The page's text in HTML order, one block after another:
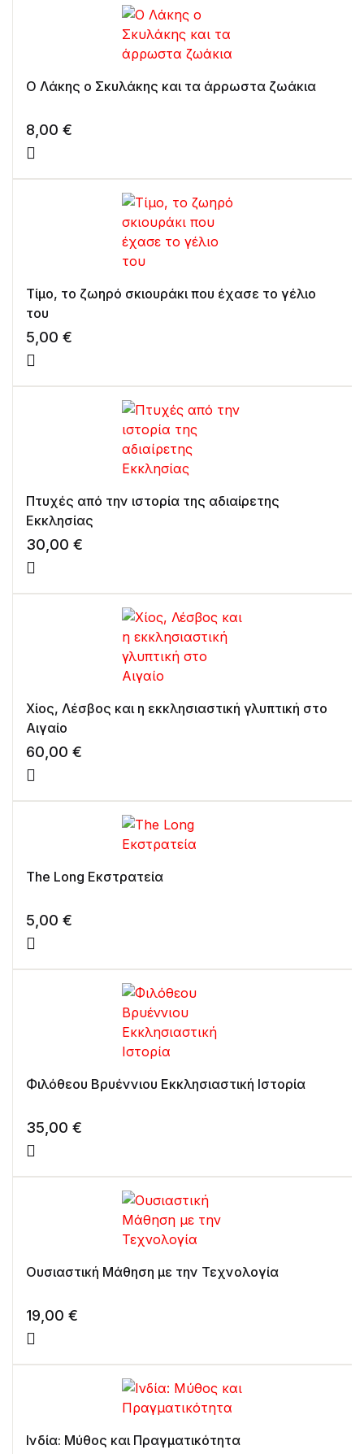
Ο Λάκης ο Σκυλάκης και τα άρρωστα ζωάκια
8,00 €
Τίμο, το ζωηρό σκιουράκι που έχασε το γέλιο
του
5,00 €
Πτυχές από την ιστορία της αδιαίρετης
Εκκλησίας
30,00 €
Χίος, Λέσβος και η εκκλησιαστική γλυπτική στο
Αιγαίο
60,00 €
The Long Εκστρατεία
5,00 €
Φιλόθεου Βρυέννιου Εκκλησιαστική Ιστορία
35,00 €
Ουσιαστική Μάθηση με την Τεχνολογία
19,00 €
Ινδία: Μύθος και Πραγματικότητα